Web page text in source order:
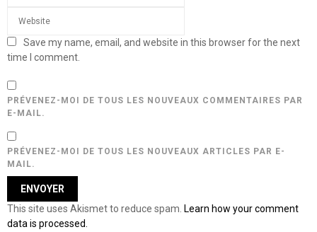
Save my name, email, and website in this browser for the next
time I comment.
PRÉVENEZ-MOI DE TOUS LES NOUVEAUX COMMENTAIRES PAR
E-MAIL.
PRÉVENEZ-MOI DE TOUS LES NOUVEAUX ARTICLES PAR E-
MAIL.
This site uses Akismet to reduce spam. Learn how your comment
data is processed.